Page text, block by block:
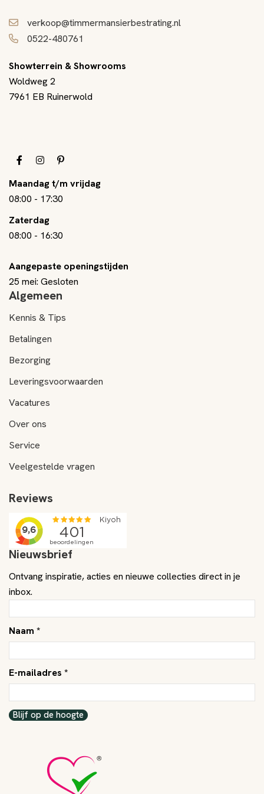
verkoop@timmermansierbestrating.nl
0522-480761
Showterrein & Showrooms
Woldweg 2
7961 EB Ruinerwold
Maandag t/m vrijdag
08:00 - 17:30
Zaterdag
08:00 - 16:30
Aangepaste openingstijden
25 mei: Gesloten
Algemeen
Kennis & Tips
Betalingen
Bezorging
Leveringsvoorwaarden
Vacatures
Over ons
Service
Veelgestelde vragen
Reviews
Nieuwsbrief
Ontvang inspiratie, acties en nieuwe collecties direct in je
inbox.
Naam *
E-mailadres *
Blijf op de hoogte